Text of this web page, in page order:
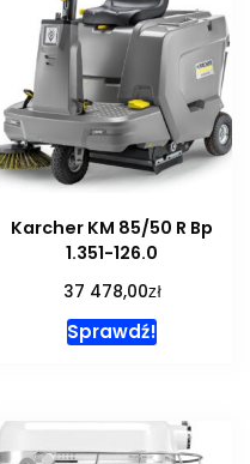
Karcher KM 85/50 R Bp
1.351-126.0
37 478,00zł
Sprawdź!